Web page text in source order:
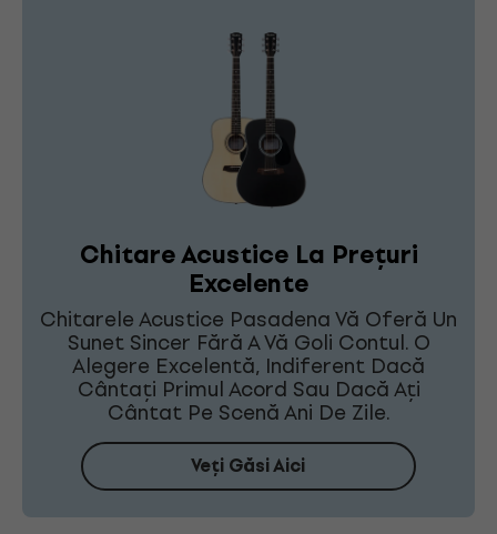
Chitare Acustice La Prețuri
Excelente
Chitarele Acustice Pasadena Vă Oferă Un
Sunet Sincer Fără A Vă Goli Contul. O
Alegere Excelentă, Indiferent Dacă
Cântați Primul Acord Sau Dacă Ați
Cântat Pe Scenă Ani De Zile.
Veți Găsi Aici